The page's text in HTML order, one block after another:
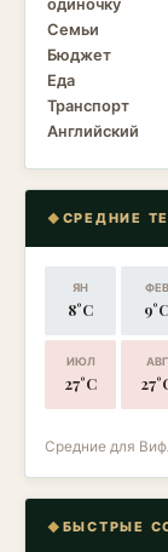
одиночку
Семьи
Бюджет
Еда
Транспорт
Английский
СРЕДНИЕ
ЯН
8°C
ФЕВ
9°C
ИЮЛ
27°C
АВГ
Средние для
БЫСТРЫЕ